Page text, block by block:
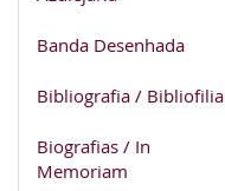
Banda Desenhada
Bibliografia / Bibliofilia
Biografias / In
Memoriam